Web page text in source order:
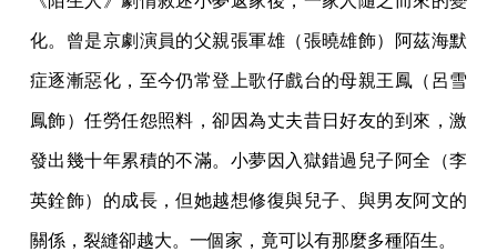
化。曾是京劇演員的父親張軍雄（張曉雄飾）阿茲海默
症逐漸惡化，至今仍常登上歌仔戲台的母親王鳳（呂雪
鳳飾）任勞任怨照料，卻因為丈夫昔日好友的到來，激
發出幾十年累積的不滿。小夢因入獄錯過兒子阿全（李
英銓飾）的成長，但她越想修復與兒子、與男友阿文的
關係，裂縫卻越大。一個家，竟可以有那麼多種陌生。